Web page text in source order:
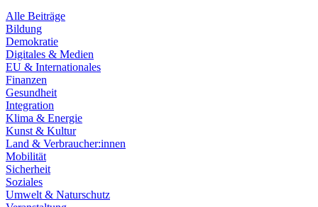
Alle Beiträge
Bildung
Demokratie
Digitales & Medien
EU & Internationales
Finanzen
Gesundheit
Integration
Klima & Energie
Kunst & Kultur
Land & Verbraucher:innen
Mobilität
Sicherheit
Soziales
Umwelt & Naturschutz